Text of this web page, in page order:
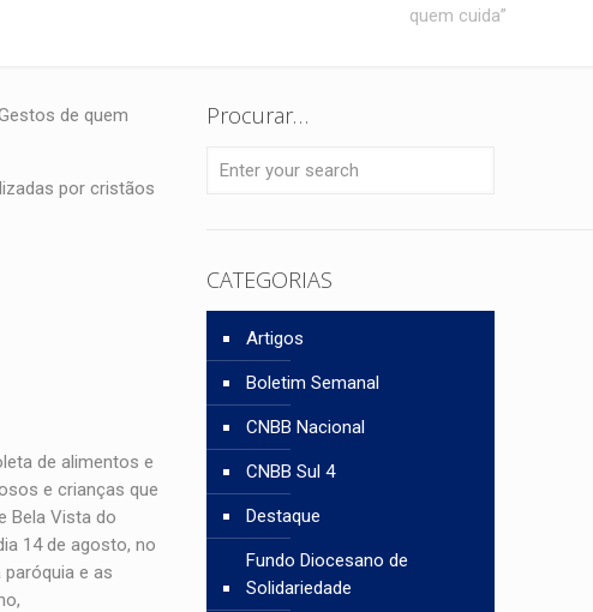
quem cuida”
de quem
por cristãos
de alimentos e
e crianças que
Bela Vista do
14 de agosto, no
e as
Procurar…
CATEGORIAS
Artigos
Boletim Semanal
CNBB Nacional
CNBB Sul 4
Destaque
Fundo Diocesano de
Solidariedade